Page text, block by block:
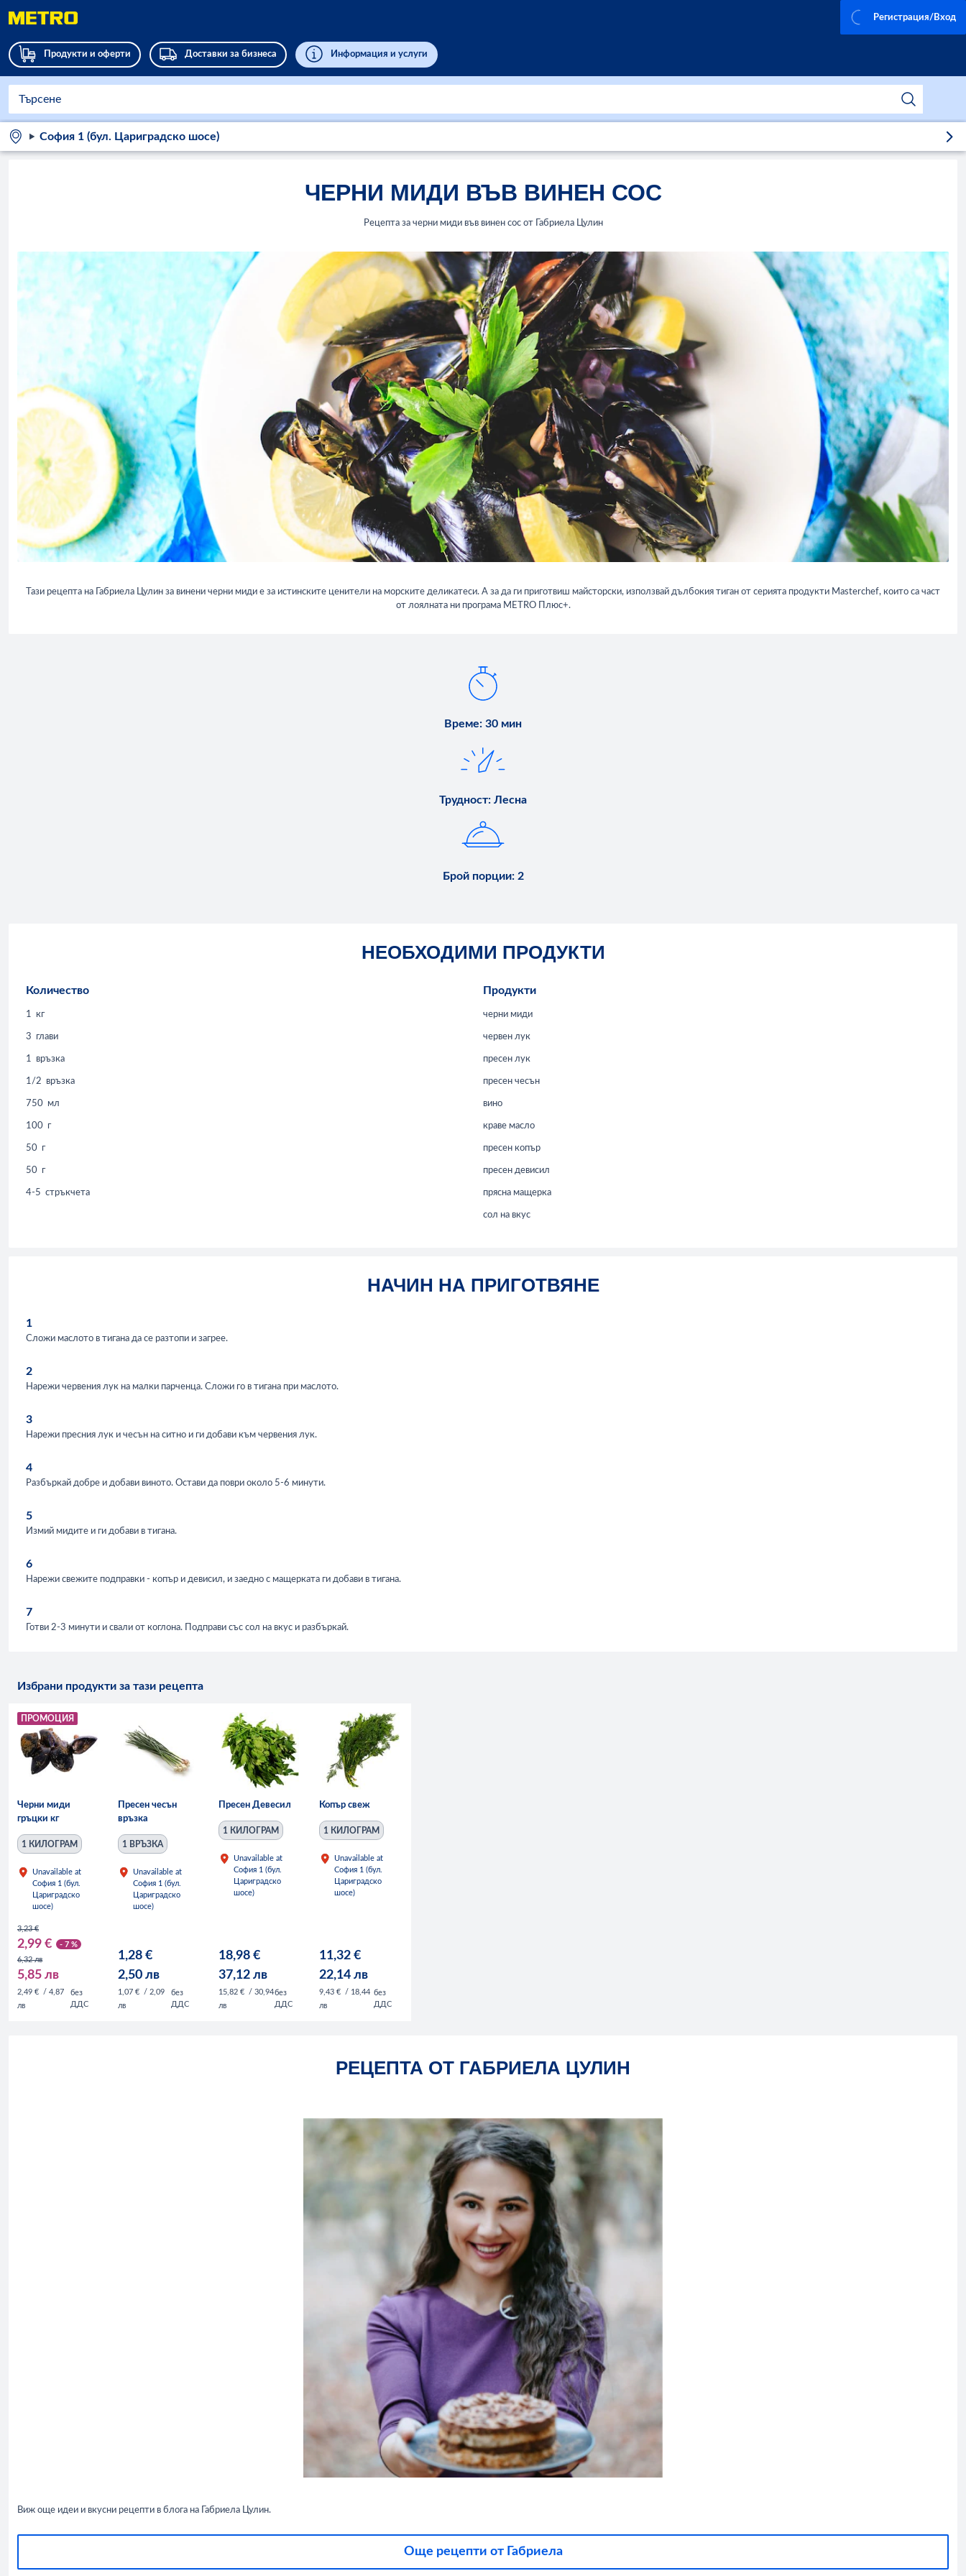
Продукти и оферти Доставки за бизнеса Информация и услуги
Регистрация/Вход
София 1 (бул. Цариградско шосе)
ЧЕРНИ МИДИ ВЪВ ВИНЕН СОС
Рецепта за черни миди във винен сос от Габриела Цулин
Тази рецепта на Габриела Цулин за винени черни миди е за истинските ценители на морските деликатеси. А за да ги приготвиш майсторски, използвай дълбокия тиган от серията продукти Masterchef, които са част
от лоялната ни програма METRO Плюс+.
Време: 30 мин
Трудност: Лесна
Брой порции: 2
НЕОБХОДИМИ ПРОДУКТИ
Количество Продукти
1 кг черни миди
3 глави червен лук
1 връзка пресен лук
1/2 връзка пресен чесън
750 мл вино
100 г краве масло
50 г пресен копър
50 г пресен девисил
4-5 стръкчета прясна мащерка
сол на вкус
НАЧИН НА ПРИГОТВЯНЕ
1
Сложи маслото в тигана да се разтопи и загрее.
2
Нарежи червения лук на малки парченца. Сложи го в тигана при маслото.
3
Нарежи пресния лук и чесън на ситно и ги добави към червения лук.
4
Разбъркай добре и добави виното. Остави да поври около 5-6 минути.
5
Измий мидите и ги добави в тигана.
6
Нарежи свежите подправки - копър и девисил, и заедно с мащерката ги добави в тигана.
7
Готви 2-3 минути и свали от коглона. Подправи със сол на вкус и разбъркай.
Избрани продукти за тази рецепта
ПРОМОЦИЯ
Черни миди
гръцки кг
1 КИЛОГРАМ
Unavailable at
София 1 (бул.
Цариградско
шосе)
3,23 €
2,99 €
- 7 %
6,32 лв
5,85 лв
2,49 €
/ 4,87
лв
без
ДДС
Пресен чесън
връзка
1 ВРЪЗКА
Unavailable at
София 1 (бул.
Цариградско
шосе)
1,28 €
2,50 лв
1,07 €
/ 2,09
лв
без
ДДС
Пресен Девесил
1 КИЛОГРАМ
Unavailable at
София 1 (бул.
Цариградско
шосе)
18,98 €
37,12 лв
15,82 €
/ 30,94
лв
без
ДДС
Копър свеж
1 КИЛОГРАМ
Unavailable at
София 1 (бул.
Цариградско
шосе)
11,32 €
22,14 лв
9,43 €
/ 18,44
лв
без
ДДС
РЕЦЕПТА ОТ ГАБРИЕЛА ЦУЛИН
Виж още идеи и вкусни рецепти в блога на Габриела Цулин.
Още рецепти от Габриела